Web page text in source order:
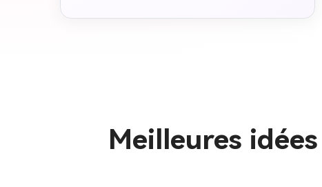
Meilleures